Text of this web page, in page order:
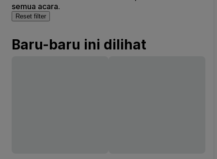
semua acara.
Reset filter
Baru-baru ini dilihat